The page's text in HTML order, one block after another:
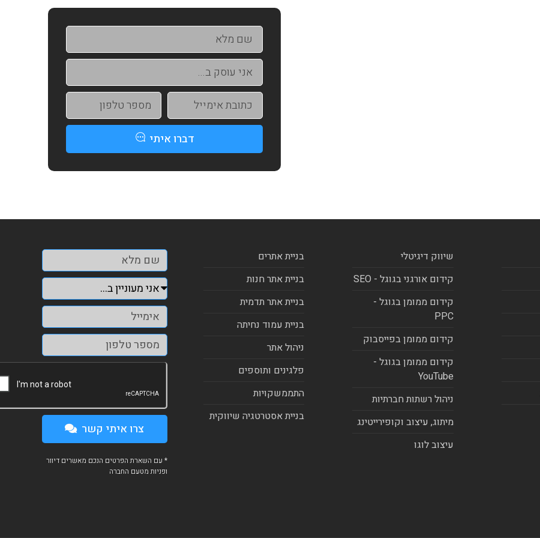
דברו איתי
שיווק דיגיטלי
קידום אורגני בגוגל - SEO
קידום ממומן בגוגל -
PPC
קידום ממומן בפייסבוק
קידום ממומן בגוגל -
YouTube
ניהול רשתות חברתיות
מיתוג, עיצוב וקופירייטינג
עיצוב לוגו
בניית אתרים
בניית אתר חנות
בניית אתר תדמית
בניית עמוד נחיתה
ניהול אתר
פלגינים ותוספים
התממשקויות
בניית אסטרטגיה שיווקית
צרו איתי קשר
* עם השארת הפרטים הנכם מאשרים דיוור
ופניות מטעם החברה